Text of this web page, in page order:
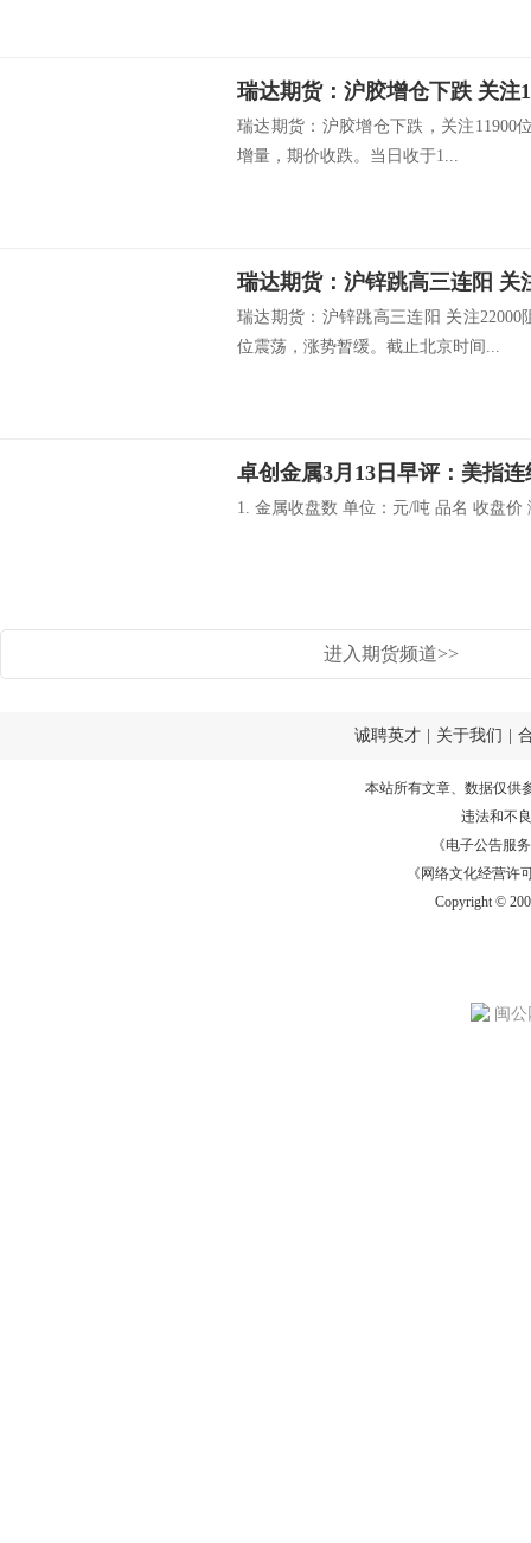
瑞达期货：沪胶增仓下跌 关注
瑞达期货：沪胶增仓下跌，关注11900
增量，期价收跌。当日收于1...
瑞达期货：沪锌跳高三连阳 关
瑞达期货：沪锌跳高三连阳 关注
位震荡，涨势暂缓。截止北京时间...
卓创金属3月13日早评：美指
1. 金属收盘数 单位：元/吨 品名 收盘价
进入期货频道>>
诚聘英才 关于我们
本站所有文章、数据仅供
违法和不
《电子公告服务
《网络文化经营许
Copyright ©
闽公